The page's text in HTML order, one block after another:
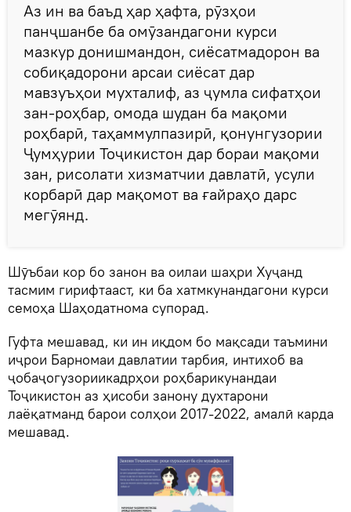
Аз ин ва баъд ҳар ҳафта, рӯзҳои
панҷшанбе ба омӯзандагони курси
мазкур донишмандон, сиёсатмадорон ва
собиқадорони арсаи сиёсат дар
мавзуъҳои мухталиф, аз ҷумла сифатҳои
зан-роҳбар, омода шудан ба мақоми
роҳбарӣ, таҳаммулпазирӣ, қонунгузории
Ҷумҳурии Тоҷикистон дар бораи мақоми
зан, рисолати хизматчии давлатӣ, усули
корбарӣ дар мақомот ва ғайраҳо дарс
мегӯянд.
Шӯъбаи кор бо занон ва оилаи шаҳри Хуҷанд
тасмим гирифтааст, ки ба хатмкунандагони курси
семоҳа Шаҳодатнома супорад.
Гуфта мешавад, ки ин иқдом бо мақсади таъмини
иҷрои Барномаи давлатии тарбия, интихоб ва
ҷобаҷогузориикадрҳои роҳбарикунандаи
Тоҷикистон аз ҳисоби занону духтарони
лаёқатманд барои солҳои 2017-2022, амалӣ карда
мешавад.